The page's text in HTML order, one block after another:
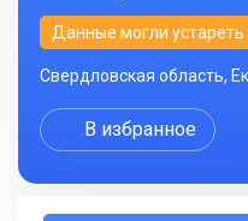
Данные могли устареть
Свердловская область,
В избранное